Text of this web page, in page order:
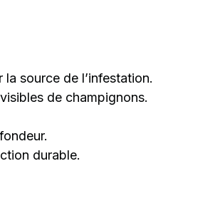
source de l’infestation.
de champignons.
durable.